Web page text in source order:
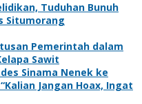
Tuduhan Bunuh
Situmorang
Pemerintah dalam
Sawit
Sinama Nenek ke
Jangan Hoax, Ingat